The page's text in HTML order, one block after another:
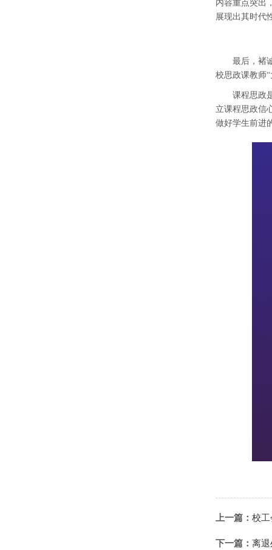
内容重点突出
展现出其时代
最后 ， 褚
校思政课教师
课程思政
立课程思政信
做好学生前进
上一篇： 校
下一篇： 离